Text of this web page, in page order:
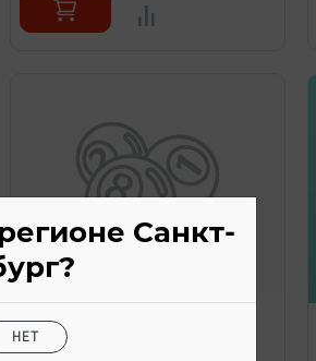
Артикул: БСН1170115
Санкт-
НЕТ